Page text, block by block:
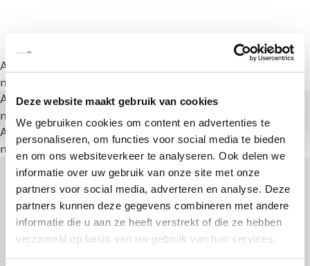
Deze website maakt gebruik van cookies
We gebruiken cookies om content en advertenties te
personaliseren, om functies voor social media te bieden
en om ons websiteverkeer te analyseren. Ook delen we
informatie over uw gebruik van onze site met onze
partners voor social media, adverteren en analyse. Deze
partners kunnen deze gegevens combineren met andere
informatie die u aan ze heeft verstrekt of die ze hebben
verzameld op basis van uw gebruik van hun services.
A rendering error occurred:
a.substring(...).replaceAll is
not a function
A rendering error occurred:a.substring(...).replaceAll is
not a function
A rendering error occurred:
a.substring(...).replaceAll is
not a function